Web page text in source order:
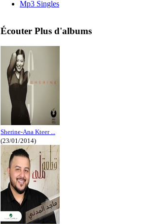
Mp3 Singles
Écouter Plus d'albums
Sherine-Ana Kteer ...
(23/01/2014)